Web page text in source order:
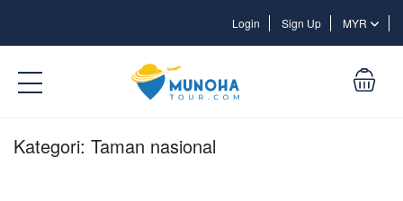
Login LoginSign Up MYR
Kategori: Taman nasional